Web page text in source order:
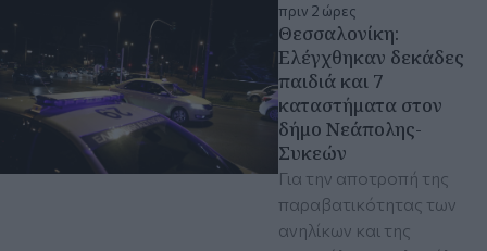
πριν 2 ώρες
Θεσσαλονίκη:
Ελέγχθηκαν δεκάδες
παιδιά και 7
καταστήματα στον
δήμο Νεάπολης-
Συκεών
Για την αποτροπή της
παραβατικότητας των
ανηλίκων και της